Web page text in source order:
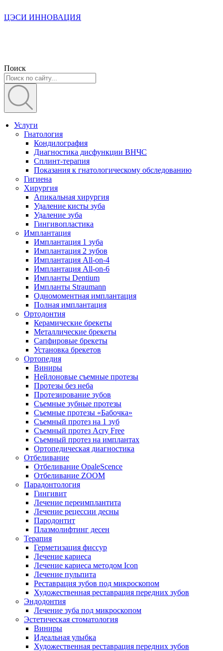
ЦЭСИ ИННОВАЦИЯ
Поиск
Услуги
Гнатология
Кондилография
Диагностика дисфункции ВНЧС
Сплинт-терапия
Показания к гнатологическому обследованию
Гигиена
Хирургия
Апикальная хирургия
Удаление кисты зуба
Удаление зуба
Гингивопластика
Имплантация
Имплантация 1 зуба
Имплантация 2 зубов
Имплантация All-on-4
Имплантация All-on-6
Импланты Dentium
Импланты Straumann
Одномоментная имплантация
Полная имплантация
Ортодонтия
Керамические брекеты
Металлические брекеты
Сапфировые брекеты
Установка брекетов
Ортопедия
Виниры
Нейлоновые съемные протезы
Протезы без неба
Протезирование зубов
Съемные зубные протезы
Съемные протезы «Бабочка»
Съемный протез на 1 зуб
Съемный протез Acry Free
Съемный протез на имплантах
Ортопедическая диагностика
Отбеливание
Отбеливание OpaleScence
Отбеливание ZOOM
Парадонтология
Гингивит
Лечение переимплантита
Лечение рецессии десны
Пародонтит
Плазмолифтинг десен
Терапия
Герметизация фиссур
Лечение кариеса
Лечение кариеса методом Icon
Лечение пульпита
Реставрация зубов под микроскопом
Художественная реставрация передних зубов
Эндодонтия
Лечение зуба под микроскопом
Эстетическая стоматология
Виниры
Идеальная улыбка
Художественная реставрация передних зубов